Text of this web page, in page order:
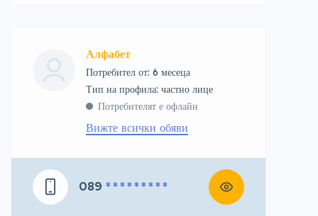
Алфабет
Потребител от: 6 месеца
тип на профила: частно лице
Потребителят е офлайн
Вижте всички обяви
089 * * * * * * * * *